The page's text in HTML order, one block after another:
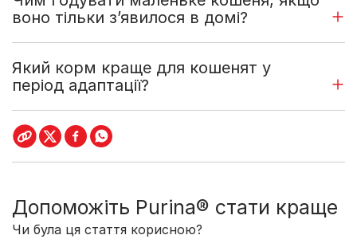
воно тільки з’явилося в домі?
Який корм краще для кошенят у
період адаптації?
Допоможіть Purina® стати краще
Чи була ця стаття корисною?